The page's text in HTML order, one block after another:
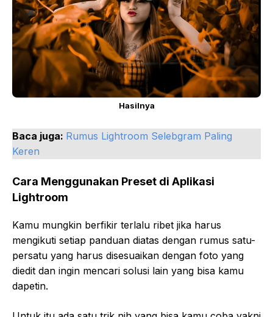
Hasilnya
Baca juga: Rumus Lightroom Selebgram Paling
Keren
Cara Menggunakan Preset di Aplikasi
Lightroom
Kamu mungkin berfikir terlalu ribet jika harus
mengikuti setiap panduan diatas dengan rumus satu-
persatu yang harus disesuaikan dengan foto yang
diedit dan ingin mencari solusi lain yang bisa kamu
dapetin.